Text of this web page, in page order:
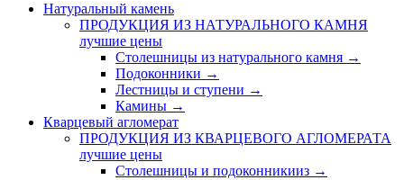
Натуральный камень
ПРОДУКЦИЯ ИЗ НАТУРАЛЬНОГО КАМНЯ
лучшие цены
Столешницы из натурального камня →
Подоконники →
Лестницы и ступени →
Камины →
Кварцевый агломерат
ПРОДУКЦИЯ ИЗ КВАРЦЕВОГО АГЛОМЕРАТА
лучшие цены
Столешницы и подоконникииз →